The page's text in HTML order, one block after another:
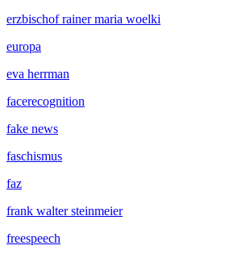
erzbischof rainer maria woelki
europa
eva herrman
facerecognition
fake news
faschismus
faz
frank walter steinmeier
freespeech